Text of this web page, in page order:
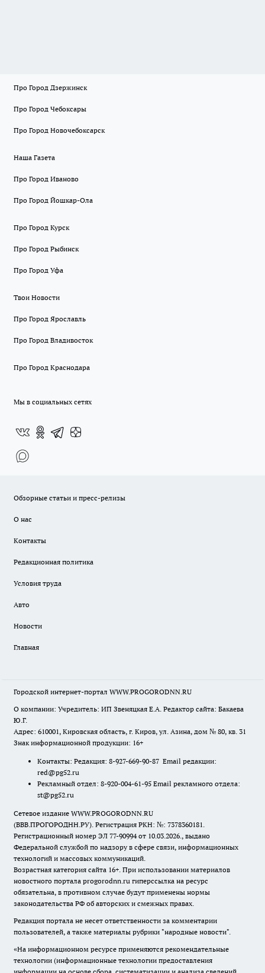
Про Город Дзержинск
Про Город Чебоксары
Про Город Новочебоксарск
Наша Газета
Про Город Иваново
Про Город Йошкар-Ола
Про Город Курск
Про Город Рыбинск
Про Город Уфа
Твои Новости
Про Город Ярославль
Про Город Владивосток
Про Город Краснодара
Мы в социальных сетях
Обзорные статьи и пресс-релизы
О нас
Контакты
Редакционная политика
Условия труда
Авто
Новости
Главная
Городской интернет-портал WWW.PROGORODNN.RU
О компании: Учредитель: ИП Звеняцкая Е.А. Редактор сайта: Бакаева
Ю.Г.
Адрес: 610001, Кировская область, г. Киров, ул. Азина, дом № 80, кв. 31
Знак информационной продукции: 16+
Контакты: Редакция: 8-927-669-90-87 Email редакции:
red@pg52.ru
Рекламный отдел: 8-920-004-61-95 Email рекламного отдела:
st@pg52.ru
Сетевое издание WWW.PROGORODNN.RU
(ВВВ.ПРОГОРОДНН.РУ). Регистрация РКН: №: 7378360181.
Регистрационный номер ЭЛ 77-90994 от 10.03.2026., выдано
Федеральной службой по надзору в сфере связи, информационных
технологий и массовых коммуникаций.
Возрастная категория сайта 16+. При использовании материалов
новостного портала progorodnn.ru гиперссылка на ресурс
обязательна, в противном случае будут применены нормы
законодательства РФ об авторских и смежных правах.
Редакция портала не несет ответственности за комментарии
пользователей, а также материалы рубрики "народные новости".
«На информационном ресурсе применяются рекомендательные
технологии (информационные технологии предоставления